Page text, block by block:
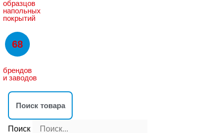
образцов
напольных
покрытий
68
брендов
и заводов
Поиск